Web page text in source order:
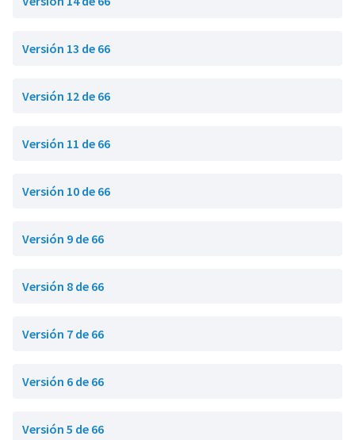
Versión 13 de 66
Versión 12 de 66
Versión 11 de 66
Versión 10 de 66
Versión 9 de 66
Versión 8 de 66
Versión 7 de 66
Versión 6 de 66
Versión 5 de 66